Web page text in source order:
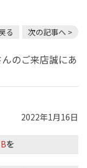
る 次の記事へ >
のご来店誠にあ
2022年1月16日
を